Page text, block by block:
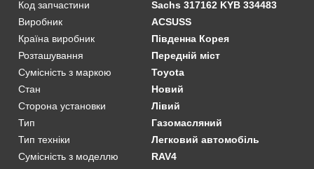
Код запчастини
Sachs 317162 KYB 334483
Виробник
ACSUSS
Країна виробник
Південна Корея
Розташування
Передній міст
Сумісність з маркою
Toyota
Стан
Новий
Сторона установки
Лівий
Тип
Газомасляний
Тип техніки
Легковий автомобіль
Сумісність з моделлю
RAV4